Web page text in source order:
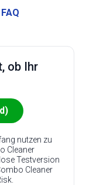
FAQ
ob Ihr
nutzen zu
Cleaner
Testversion
Cleaner